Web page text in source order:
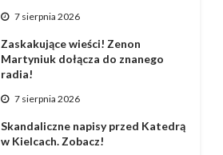
7 sierpnia 2026
Zaskakujące wieści! Zenon
Martyniuk dołącza do znanego
radia!
7 sierpnia 2026
Skandaliczne napisy przed Katedrą
w Kielcach. Zobacz!